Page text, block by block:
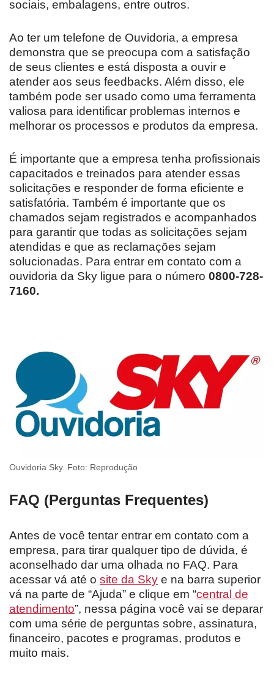
sociais, embalagens, entre outros.
Ao ter um telefone de Ouvidoria, a empresa
demonstra que se preocupa com a satisfação
de seus clientes e está disposta a ouvir e
atender aos seus feedbacks. Além disso, ele
também pode ser usado como uma ferramenta
valiosa para identificar problemas internos e
melhorar os processos e produtos da empresa.
É importante que a empresa tenha profissionais
capacitados e treinados para atender essas
solicitações e responder de forma eficiente e
satisfatória. Também é importante que os
chamados sejam registrados e acompanhados
para garantir que todas as solicitações sejam
atendidas e que as reclamações sejam
solucionadas. Para entrar em contato com a
ouvidoria da Sky ligue para o número 0800-728-
7160.
Ouvidoria Sky. Foto: Reprodução
FAQ (Perguntas Frequentes)
Antes de você tentar entrar em contato com a
empresa, para tirar qualquer tipo de dúvida, é
aconselhado dar uma olhada no FAQ. Para
acessar vá até o site da Sky e na barra superior
vá na parte de “Ajuda” e clique em “central de
atendimento”, nessa página você vai se deparar
com uma série de perguntas sobre, assinatura,
financeiro, pacotes e programas, produtos e
muito mais.